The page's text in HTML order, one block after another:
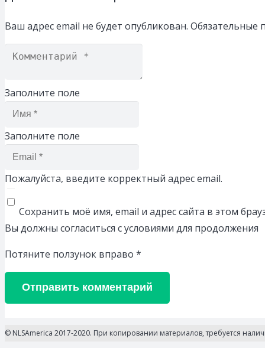
Ваш адрес email не будет опубликован. Обязательные
Заполните поле
Заполните поле
Пожалуйста, введите корректный адрес email.
Сохранить моё имя, email и адрес сайта в этом
Вы должны согласиться с условиями для продолжения
Потяните ползунок вправо *
Отправить комментарий
© NLSAmerica 2017-2020. При копировании материалов, требуется